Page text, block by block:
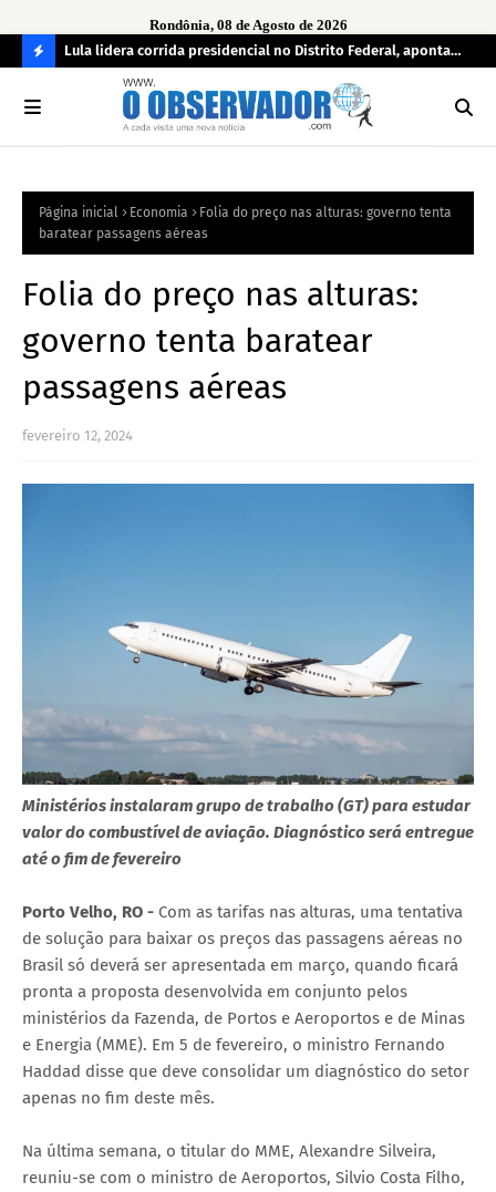
Rondônia, 08 de Agosto de 2026
O
R
Lula lidera corrida presidencial no Distrito Federal, aponta
pesquisa; Flávio Bolsonaro aparece em segundo
Página inicial Economia
Folia do preço nas alturas: governo tenta
baratear passagens aéreas
Folia do preço nas alturas:
governo tenta baratear
passagens aéreas
fevereiro 12, 2024
Ministérios instalaram grupo de trabalho (GT) para estudar
valor do combustível de aviação. Diagnóstico será entregue
até o fim de fevereiro
Porto Velho, RO - Com as tarifas nas alturas, uma tentativa
de solução para baixar os preços das passagens aéreas no
Brasil só deverá ser apresentada em março, quando ficará
pronta a proposta desenvolvida em conjunto pelos
ministérios da Fazenda, de Portos e Aeroportos e de Minas
e Energia (MME). Em 5 de fevereiro, o ministro Fernando
Haddad disse que deve consolidar um diagnóstico do setor
apenas no fim deste mês.
Na última semana, o titular do MME, Alexandre Silveira,
reuniu-se com o ministro de Aeroportos, Silvio Costa Filho,